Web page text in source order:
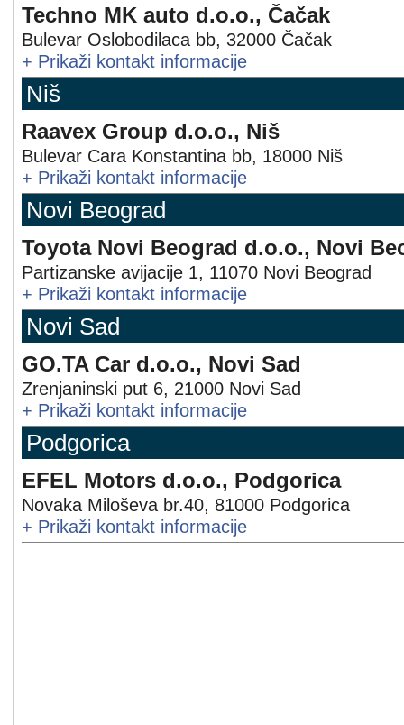
Techno MK auto d.o.o., Čačak
Bulevar Oslobodilaca bb, 32000 Čačak
+ Prikaži kontakt informacije
Niš
Raavex Group d.o.o., Niš
Bulevar Cara Konstantina bb, 18000 Niš
+ Prikaži kontakt informacije
Novi Beograd
Toyota Novi Beograd d.o.o., Novi
Partizanske avijacije 1, 11070 Novi Beograd
+ Prikaži kontakt informacije
Novi Sad
GO.TA Car d.o.o., Novi Sad
Zrenjaninski put 6, 21000 Novi Sad
+ Prikaži kontakt informacije
Podgorica
EFEL Motors d.o.o., Podgorica
Novaka Miloševa br.40, 81000 Podgorica
+ Prikaži kontakt informacije